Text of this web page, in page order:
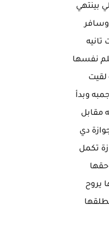
بينتهي
وسافر
نفسها
لقيت
وبدأ
مقابل
دي
تكمل
يروح